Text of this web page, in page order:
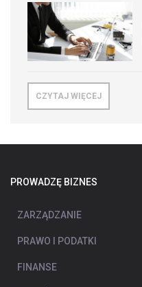
CZYTAJ WIĘCEJ
PROWADZĘ BIZNES
ZARZĄDZANIE
PRAWO I PODATKI
FINANSE